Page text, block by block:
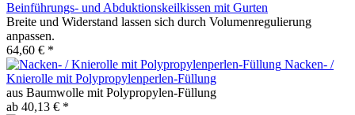
Beinführungs- und Abduktionskeilkissen mit Gurten
Breite und Widerstand lassen sich durch Volumenregulierung
anpassen.
64,60 € *
Nacken- /
Knierolle mit Polypropylenperlen-Füllung
aus Baumwolle mit Polypropylen-Füllung
ab 40,13 € *